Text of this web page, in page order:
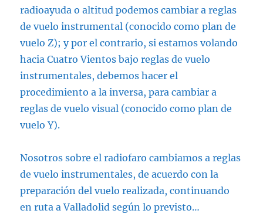
radioayuda o altitud podemos cambiar a reglas
de vuelo instrumental (conocido como plan de
vuelo Z); y por el contrario, si estamos volando
hacia Cuatro Vientos bajo reglas de vuelo
instrumentales, debemos hacer el
procedimiento a la inversa, para cambiar a
reglas de vuelo visual (conocido como plan de
vuelo Y).
Nosotros sobre el radiofaro cambiamos a reglas
de vuelo instrumentales, de acuerdo con la
preparación del vuelo realizada, continuando
en ruta a Valladolid según lo previsto…